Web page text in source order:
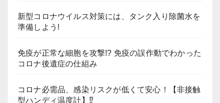
新型コロナウイルス対策には、タンク入り除菌水を
準備しよう!
免疫が正常な細胞を攻撃!? 免疫の誤作動でわかった
コロナ後遺症の仕組み
コロナ必需品、感染リスクが低くて安心！【非接触
型ハンディ温度計】⁉